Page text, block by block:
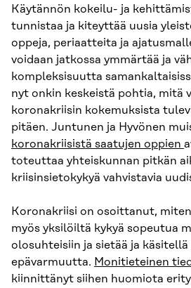
Käytännön kokeilu- ja
tunnistaa ja kiteyttää uusia
oppeja, periaatteita ja
voidaan jatkossa ymmärtää ja
kompleksisuutta
nyt onkin keskeistä pohtia, mitä
koronakriisin kokemuksista
pitäen. Juntunen ja Hyvönen
koronakriisistä saatujen oppien
toteuttaa yhteiskunnan pitkän
kriisinsietokykyä vahvistavia
Koronakriisi on osoittanut,
myös yksilöiltä kykyä sopeutua
olosuhteisiin ja sietää ja
epävarmuutta. Monitieteinen
kiinnittänyt siihen huomiota